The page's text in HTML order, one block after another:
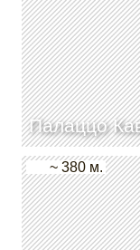
Палаццо
~ 380 м.